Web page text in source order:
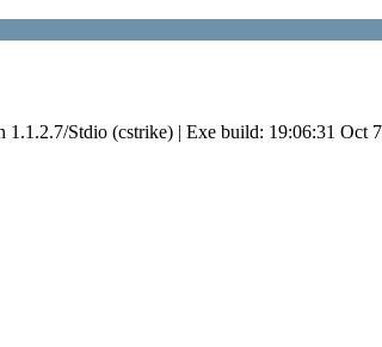
Stdio (cstrike) | Exe build: 19:06:31 Oct